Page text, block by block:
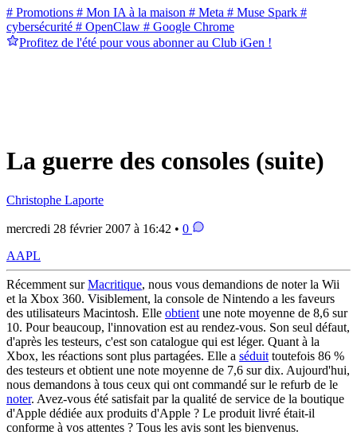
# Promotions # Mon IA à la maison # Meta # Muse Spark #
cybersécurité # OpenClaw # Google Chrome
Profitez de l'été pour vous abonner au Club iGen !
La guerre des consoles (suite)
Christophe Laporte
mercredi 28 février 2007 à 16:42 • 0
AAPL
Récemment surMacritique, nous vous demandions de noter la Wii
et la Xbox 360. Visiblement, la console de Nintendo a les faveurs
des utilisateurs Macintosh. Elle obtient une note moyenne de 8,6 sur
10. Pour beaucoup, l'innovation est au rendez-vous. Son seul défaut,
d'après les testeurs, c'est son catalogue qui est léger. Quant à la
Xbox, les réactions sont plus partagées. Elle a séduit toutefois 86 %
des testeurs et obtient une note moyenne de 7,6 sur dix. Aujourd'hui,
nous demandons à tous ceux qui ont commandé sur le refurb de le
noter. Avez-vous été satisfait par la qualité de service de la boutique
d'Apple dédiée aux produits d'Apple ? Le produit livré était-il
conforme à vos attentes ? Tous les avis sont les bienvenus.